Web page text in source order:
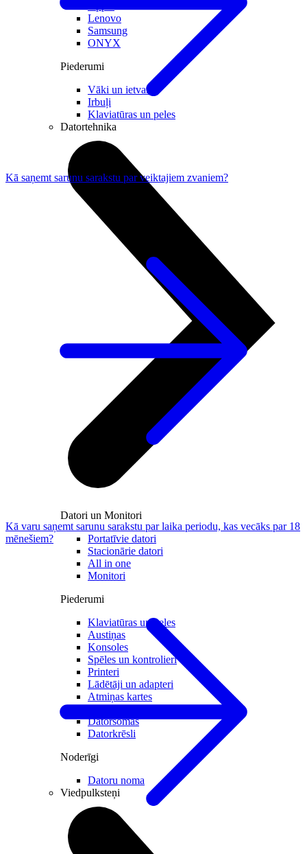
Lenovo
Samsung
ONYX
Piederumi
Vāki un ietvari
Irbuļi
Klaviatūras un peles
Datortehnika
Datori un Monitori
Portatīvie datori
Stacionārie datori
All in one
Monitori
Piederumi
Klaviatūras un peles
Austiņas
Konsoles
Spēles un kontrolieri
Printeri
Lādētāji un adapteri
Atmiņas kartes
Tīkla iekārtas
Datorsomas
Datorkrēsli
Noderīgi
Datoru noma
Viedpulksteņi
Kā saņemt sarunu sarakstu par veiktajiem zvaniem?
Kā varu saņemt sarunu sarakstu par laika periodu, kas vecāks par 18
mēnešiem?